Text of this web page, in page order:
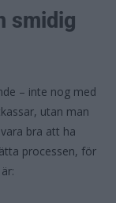
smidig
– inte nog med
utan man
bra att ha
processen, för